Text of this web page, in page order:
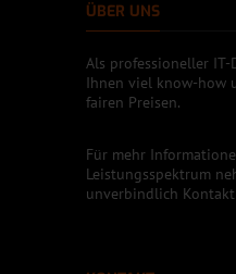
ÜBER UNS
Als professioneller
Ihnen viel know-how
fairen Preisen.
Für mehr
Leistungsspektrum
unverbindlich